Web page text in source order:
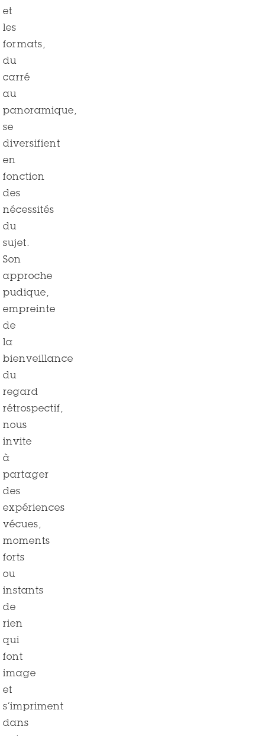
et
les
formats,
du
carré
au
panoramique,
se
diversifient
en
fonction
des
nécessités
du
sujet.
Son
approche
pudique,
empreinte
de
la
bienveillance
du
regard
rétrospectif,
nous
invite
à
partager
des
expériences
vécues,
moments
forts
ou
instants
de
rien
qui
font
image
et
s’impriment
dans